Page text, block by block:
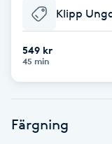
Color correction
Cryoterapi
D
Damklippning
Klipp
549 kr
45 min
Färgning